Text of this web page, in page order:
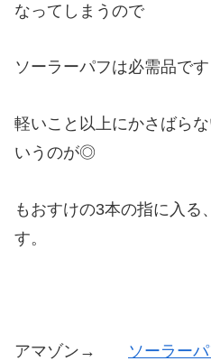
なってしまうので
ソーラーパフは必需品です
軽いこと以上にかさばら
いうのが◎
もおすけの3本の指に入る
す。
アマゾン→ ソーラー